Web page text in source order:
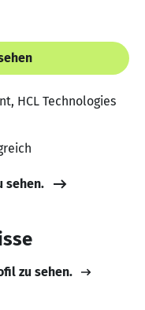
HCL Technologies
sehen.
zu sehen.